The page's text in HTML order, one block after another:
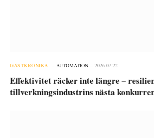
GÄSTKRÖNIKA AUTOMATION 2026-07-22
Effektivitet räcker inte längre –
tillverkningsindustrins nästa